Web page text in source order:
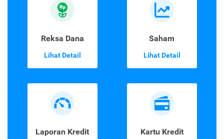
Reksa Dana
Lihat Detail
Saham
Lihat Detail
Laporan Kredit Kartu Kredit